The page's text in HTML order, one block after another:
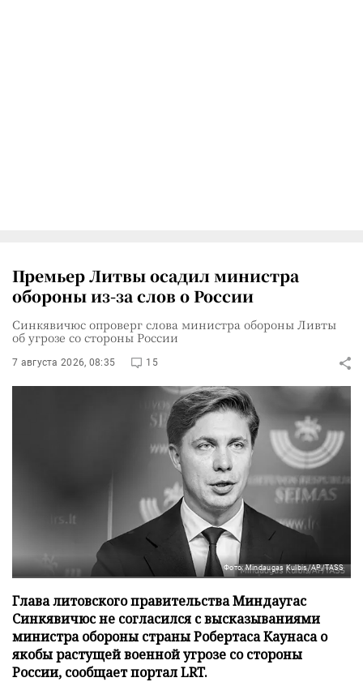
Премьер Литвы осадил министра
обороны из-за слов о России
Синкявичюс опроверг слова министра обороны Ливты
об угрозе со стороны России
7 августа 2026, 08:35 15
Фото: Mindaugas Kulbis/AP/TASS
Глава литовского правительства Миндаугас
Синкявичюс не согласился с высказываниями
министра обороны страны Робертаса Каунаса о
якобы растущей военной угрозе со стороны
России, сообщает портал LRT.